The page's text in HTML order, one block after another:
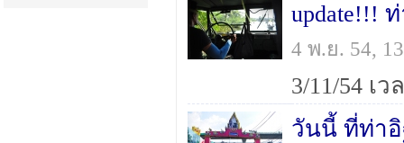
update!!!
4 พ.ย. 54,
วันนี้ ที่ท่า